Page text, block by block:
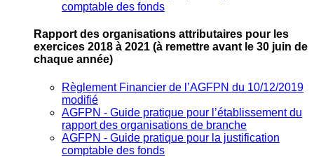
comptable des fonds
Rapport des organisations attributaires pour les
exercices 2018 à 2021 (à remettre avant le 30 juin de
chaque année)
Règlement Financier de l’AGFPN du 10/12/2019
modifié
AGFPN ‐ Guide pratique pour l’établissement du
rapport des organisations de branche
AGFPN ‐ Guide pratique pour la justification
comptable des fonds